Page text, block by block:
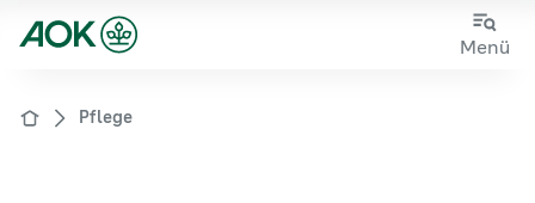
Zum
Zur
Menü
Zur Startseite von der Website aok.de/gp
Pflege